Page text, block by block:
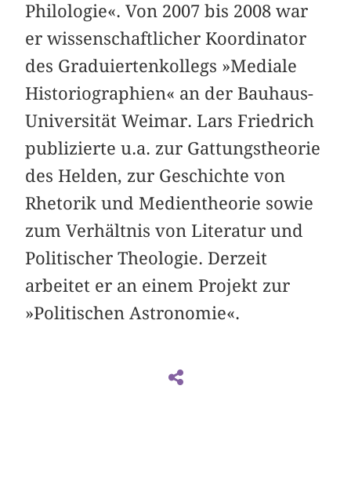
Philologie«. Von 2007 bis 2008 war
er wissenschaftlicher Koordinator
des Graduiertenkollegs »Mediale
Historiographien« an der Bauhaus-
Universität Weimar. Lars Friedrich
publizierte u.a. zur Gattungstheorie
des Helden, zur Geschichte von
Rhetorik und Medientheorie sowie
zum Verhältnis von Literatur und
Politischer Theologie. Derzeit
arbeitet er an einem Projekt zur
»Politischen Astronomie«.